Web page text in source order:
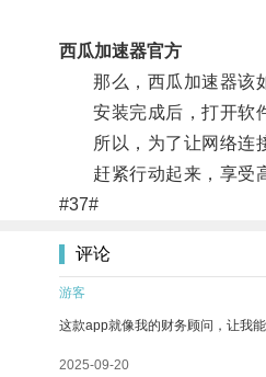
西瓜加速器官方
那么，西瓜加速器该如
安装完成后，打开软件
所以，为了让网络连接
赶紧行动起来，享受高
#37#
评论
游客
这款app就像我的财务顾问，让我能
2025-09-20